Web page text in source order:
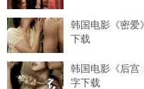
韩国电影《密爱
下载
韩国电影《后宫
字下载